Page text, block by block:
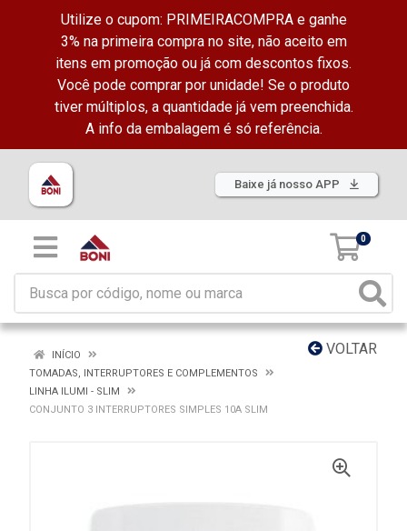
Utilize o cupom: PRIMEIRACOMPRA e ganhe
3% na primeira compra no site, não aceito em
itens em promoção ou já com descontos fixos.
Você pode comprar por unidade! Se o produto
tiver múltiplos, a quantidade já vem preenchida.
A info da embalagem é só referência.
Baixe já nosso APP
0
VOLTAR
INÍCIO
TOMADAS, INTERRUPTORES E COMPLEMENTOS
LINHA ILUMI - SLIM
CONJUNTO 3 INTERRUPTORES SIMPLES 10A SLIM